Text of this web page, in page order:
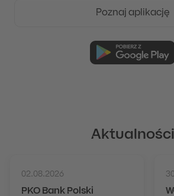
Poznaj aplikację
Aktualności
02.08.2026
PKO Bank Polski